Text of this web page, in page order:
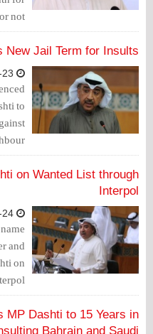
not
said.
New Jail Term for Insults
to
on Wanted List through
Interpol
and
on
MP Dashti to 15 Years in
Bahrain and Saudi